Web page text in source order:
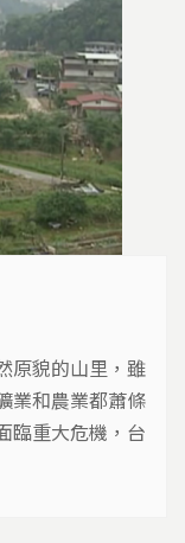
原貌的山里，雖
業和農業都蕭條
臨重大危機，台
可能將好不容
染及水土保持